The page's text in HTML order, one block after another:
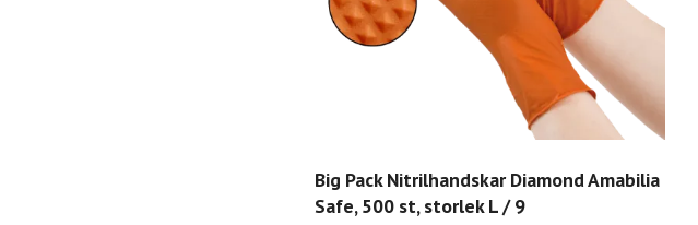
Big Pack Nitrilhandskar Diamond Amabilia
Safe, 500 st, storlek L / 9